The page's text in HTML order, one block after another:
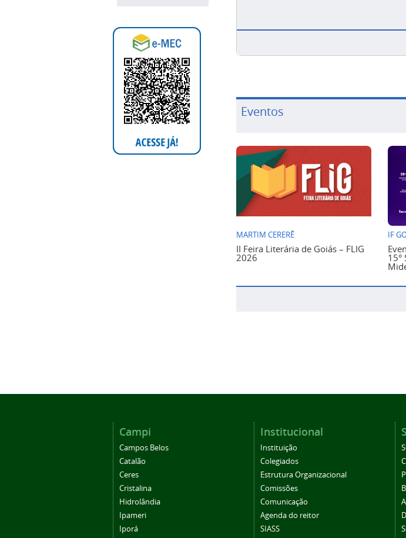
Eventos
MARTIM CERERÊ
II Feira Literária de Goiás – FLIG
2026
IF
15°
Campi
Campos Belos
Catalão
Ceres
Cristalina
Hidrolândia
Ipameri
Iporá
Institucional
Instituição
Colegiados
Estrutura Organizacional
Comissões
Comunicação
Agenda do reitor
SIASS